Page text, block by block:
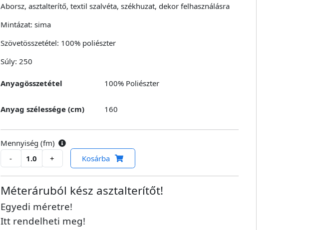
Aborsz, asztalterítő, textil szalvéta, székhuzat, dekor felhasználásra
Mintázat: sima
Szövetösszetétel: 100% poliészter
Súly: 250
Anyagösszetétel 100% Poliészter
Anyag szélessége (cm) 160
Mennyiség (fm)
-
+ Kosárba
Méteráruból kész asztalterítőt!
Egyedi méretre!
Itt rendelheti meg!